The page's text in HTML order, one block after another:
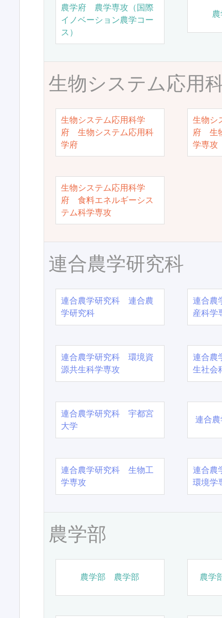
農学府 農学専攻（国際
イノベーション農学コー
ス）
生物システム応用
生物システム応用科学
府 生物システム応用科
学府
生物シ
府 生
学専攻
生物システム応用科学
府 食料エネルギーシス
テム科学専攻
連合農学研究科
連合農学研究科 連合農
学研究科
連合農
産科学
連合農学研究科 環境資
源共生科学専攻
連合農
生社会
連合農学研究科 宇都宮
大学
連合
連合農学研究科 生物工
学専攻
連合農
環境学
農学部
農学部 農学部 農学